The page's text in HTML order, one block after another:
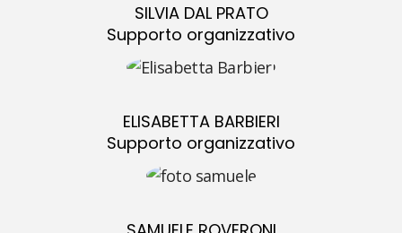
SILVIA DAL PRATO
Supporto organizzativo
ELISABETTA BARBIERI
Supporto organizzativo